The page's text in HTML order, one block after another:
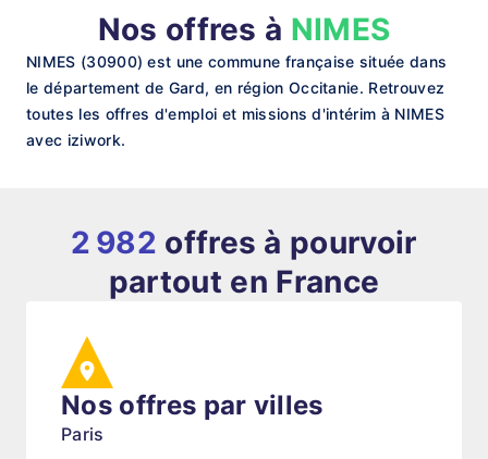
Nos offres à NIMES
NIMES (30900) est une commune française située dans
le département de Gard, en région Occitanie. Retrouvez
toutes les offres d'emploi et missions d'intérim à NIMES
avec iziwork.
2 982 offres à pourvoir
partout en France
Nos offres par villes
Paris